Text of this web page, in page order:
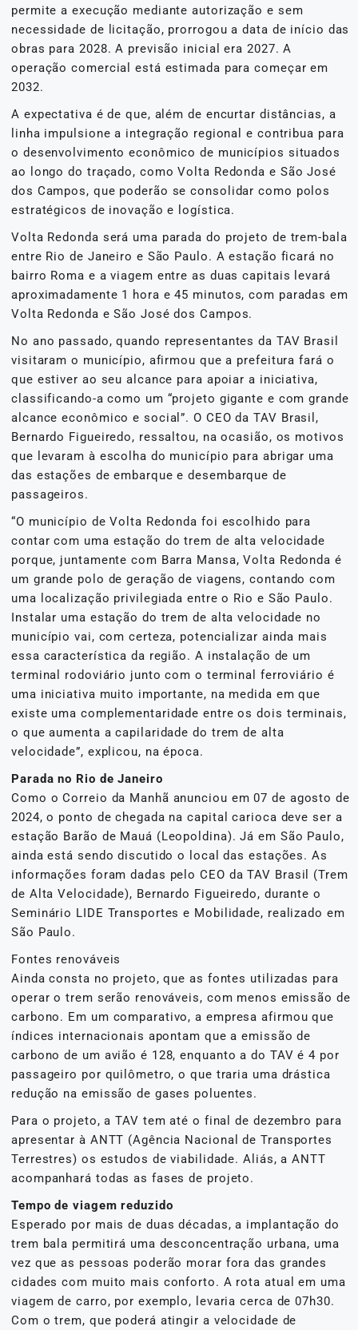
permite a execução mediante autorização e sem
necessidade de licitação, prorrogou a data de início das
obras para 2028. A previsão inicial era 2027. A
operação comercial está estimada para começar em
2032.
A expectativa é de que, além de encurtar distâncias, a
linha impulsione a integração regional e contribua para
o desenvolvimento econômico de municípios situados
ao longo do traçado, como Volta Redonda e São José
dos Campos, que poderão se consolidar como polos
estratégicos de inovação e logística.
Volta Redonda será uma parada do projeto de trem-bala
entre Rio de Janeiro e São Paulo. A estação ficará no
bairro Roma e a viagem entre as duas capitais levará
aproximadamente 1 hora e 45 minutos, com paradas em
Volta Redonda e São José dos Campos.
No ano passado, quando representantes da TAV Brasil
visitaram o município, afirmou que a prefeitura fará o
que estiver ao seu alcance para apoiar a iniciativa,
classificando-a como um “projeto gigante e com grande
alcance econômico e social”. O CEO da TAV Brasil,
Bernardo Figueiredo, ressaltou, na ocasião, os motivos
que levaram à escolha do município para abrigar uma
das estações de embarque e desembarque de
passageiros.
“O município de Volta Redonda foi escolhido para
contar com uma estação do trem de alta velocidade
porque, juntamente com Barra Mansa, Volta Redonda é
um grande polo de geração de viagens, contando com
uma localização privilegiada entre o Rio e São Paulo.
Instalar uma estação do trem de alta velocidade no
município vai, com certeza, potencializar ainda mais
essa característica da região. A instalação de um
terminal rodoviário junto com o terminal ferroviário é
uma iniciativa muito importante, na medida em que
existe uma complementaridade entre os dois terminais,
o que aumenta a capilaridade do trem de alta
velocidade”, explicou, na época.
Parada no Rio de Janeiro
Como o Correio da Manhã anunciou em 07 de agosto de
2024, o ponto de chegada na capital carioca deve ser a
estação Barão de Mauá (Leopoldina). Já em São Paulo,
ainda está sendo discutido o local das estações. As
informações foram dadas pelo CEO da TAV Brasil (Trem
de Alta Velocidade), Bernardo Figueiredo, durante o
Seminário LIDE Transportes e Mobilidade, realizado em
São Paulo.
Fontes renováveis
Ainda consta no projeto, que as fontes utilizadas para
operar o trem serão renováveis, com menos emissão de
carbono. Em um comparativo, a empresa afirmou que
índices internacionais apontam que a emissão de
carbono de um avião é 128, enquanto a do TAV é 4 por
passageiro por quilômetro, o que traria uma drástica
redução na emissão de gases poluentes.
Para o projeto, a TAV tem até o final de dezembro para
apresentar à ANTT (Agência Nacional de Transportes
Terrestres) os estudos de viabilidade. Aliás, a ANTT
acompanhará todas as fases de projeto.
Tempo de viagem reduzido
Esperado por mais de duas décadas, a implantação do
trem bala permitirá uma desconcentração urbana, uma
vez que as pessoas poderão morar fora das grandes
cidades com muito mais conforto. A rota atual em uma
viagem de carro, por exemplo, levaria cerca de 07h30.
Com o trem, que poderá atingir a velocidade de